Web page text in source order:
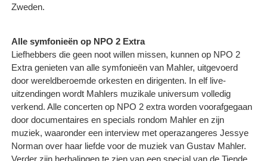
Zweden.
Alle symfonieën op NPO 2 Extra
Liefhebbers die geen noot willen missen, kunnen op NPO 2
Extra genieten van alle symfonieën van Mahler, uitgevoerd
door wereldberoemde orkesten en dirigenten. In elf live-
uitzendingen wordt Mahlers muzikale universum volledig
verkend. Alle concerten op NPO 2 extra worden voorafgegaan
door documentaires en specials rondom Mahler en zijn
muziek, waaronder een interview met operazangeres Jessye
Norman over haar liefde voor de muziek van Gustav Mahler.
Verder zijn herhalingen te zien van een special van de Tiende